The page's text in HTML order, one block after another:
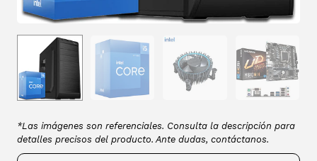
*Las imágenes son referenciales. Consulta la descripción para
detalles precisos del producto. Ante dudas, contáctanos.